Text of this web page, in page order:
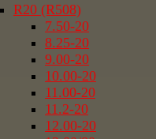
R20 (R508)
7.50-20
8.25-20
9.00-20
10.00-20
11.00-20
11.2-20
12.00-20